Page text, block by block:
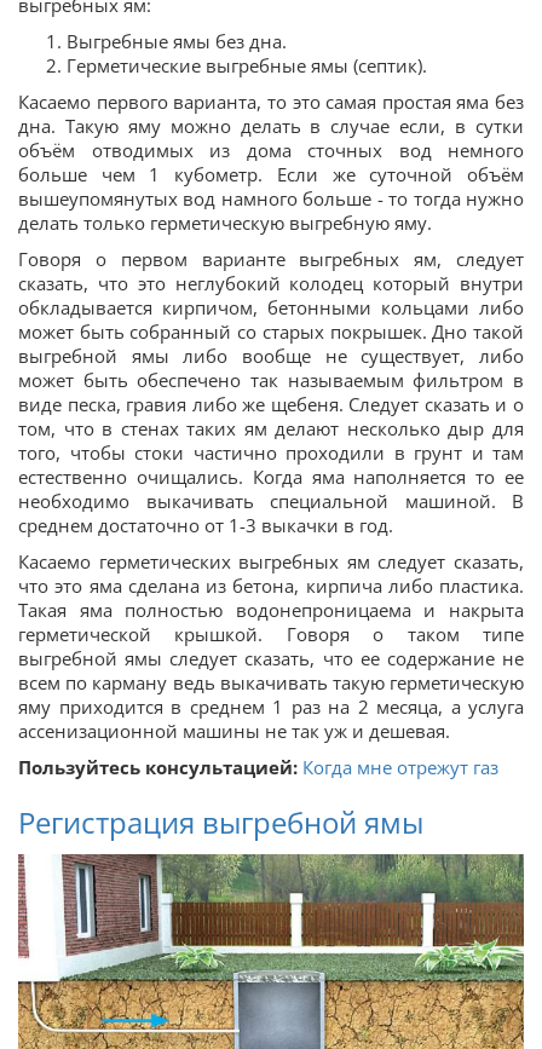
выгребных ям:
Выгребные ямы без дна.
Герметические выгребные ямы (септик).
Касаемо первого варианта, то это самая простая яма без
дна. Такую яму можно делать в случае если, в сутки
объём отводимых из дома сточных вод немного
больше чем 1 кубометр. Если же суточной объём
вышеупомянутых вод намного больше - то тогда нужно
делать только герметическую выгребную яму.
Говоря о первом варианте выгребных ям, следует
сказать, что это неглубокий колодец который внутри
обкладывается кирпичом, бетонными кольцами либо
может быть собранный со старых покрышек. Дно такой
выгребной ямы либо вообще не существует, либо
может быть обеспечено так называемым фильтром в
виде песка, гравия либо же щебеня. Следует сказать и о
том, что в стенах таких ям делают несколько дыр для
того, чтобы стоки частично проходили в грунт и там
естественно очищались. Когда яма наполняется то ее
необходимо выкачивать специальной машиной. В
среднем достаточно от 1-3 выкачки в год.
Касаемо герметических выгребных ям следует сказать,
что это яма сделана из бетона, кирпича либо пластика.
Такая яма полностью водонепроницаема и накрыта
герметической крышкой. Говоря о таком типе
выгребной ямы следует сказать, что ее содержание не
всем по карману ведь выкачивать такую герметическую
яму приходится в среднем 1 раз на 2 месяца, а услуга
ассенизационной машины не так уж и дешевая.
Пользуйтесь консультацией: Когда мне отрежут газ
Регистрация выгребной ямы